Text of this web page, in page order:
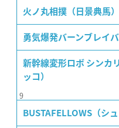
火ノ丸相撲（日景典馬）
勇気爆発バーンブレイ
新幹線変形ロボ シンカ
ッコ）
9
BUSTAFELLOWS（シュ